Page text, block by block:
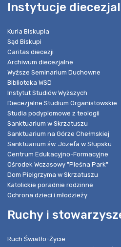
Instytucje
Kuria Biskupia
Sąd Biskupi
Caritas diecezji
Archiwum diecezjalne
Wyższe Seminarium Duchowne
Biblioteka WSD
Instytut Studiów Wyższych
Diecezjalne Studium Organistowskie
Studia podyplomowe z teologii
Sanktuarium w Skrzatuszu
Sanktuarium na Górze Chełmskiej
Sanktuarium św. Józefa w Słupsku
Centrum Edukacyjno-Formacyjne
Ośrodek Wczasowy "Pleśna Park"
Dom Pielgrzyma w Skrzatuszu
Katolickie poradnie rodzinne
Ochrona dzieci i młodzieży
Ruchy i
Ruch Światło-Życie